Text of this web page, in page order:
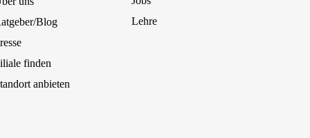
Blog
finden
anbieten
Lehre